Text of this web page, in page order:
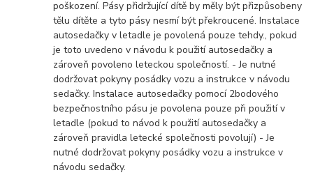
poškození. Pásy přidržující dítě by měly být přizpůsobeny
tělu dítěte a tyto pásy nesmí být překroucené. Instalace
autosedačky v letadle je povolená pouze tehdy., pokud
je toto uvedeno v návodu k použití autosedačky a
zároveň povoleno leteckou společností. - Je nutné
dodržovat pokyny posádky vozu a instrukce v návodu
sedačky. Instalace autosedačky pomocí 2bodového
bezpečnostního pásu je povolena pouze při použití v
letadle (pokud to návod k použití autosedačky a
zároveň pravidla letecké společnosti povolují) - Je
nutné dodržovat pokyny posádky vozu a instrukce v
návodu sedačky.